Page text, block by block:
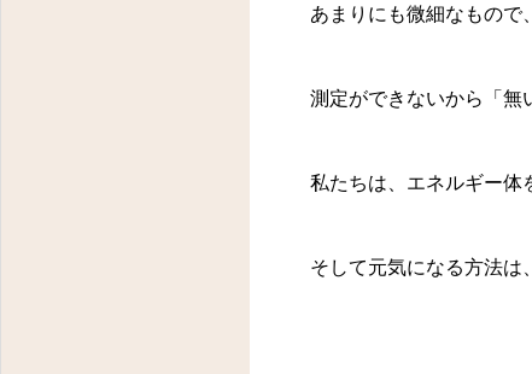
あまりにも微細なもので
測定ができないから「無
私たちは、エネルギー体
そして元気になる方法は